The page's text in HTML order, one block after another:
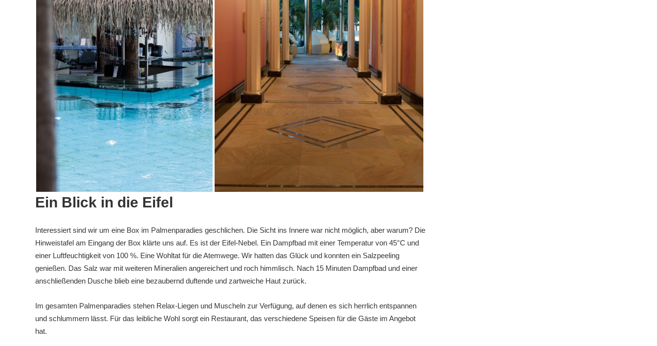
Ein Blick in die Eifel
Interessiert sind wir um eine Box im Palmenparadies geschlichen. Die Sicht ins Innere war nicht möglich, aber warum? Die
Hinweistafel am Eingang der Box klärte uns auf. Es ist der Eifel-Nebel. Ein Dampfbad mit einer Temperatur von 45°C und
einer Luftfeuchtigkeit von 100 %. Eine Wohltat für die Atemwege. Wir hatten das Glück und konnten ein Salzpeeling
genießen. Das Salz war mit weiteren Mineralien angereichert und roch himmlisch. Nach 15 Minuten Dampfbad und einer
anschließenden Dusche blieb eine bezaubernd duftende und zartweiche Haut zurück.
Im gesamten Palmenparadies stehen Relax-Liegen und Muscheln zur Verfügung, auf denen es sich herrlich entspannen
und schlummern lässt. Für das leibliche Wohl sorgt ein Restaurant, das verschiedene Speisen für die Gäste im Angebot
hat.